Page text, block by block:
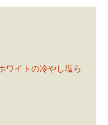
ワイトの冷やし塩ら